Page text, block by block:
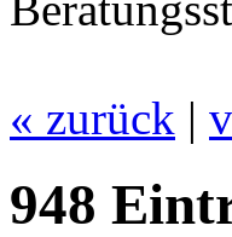
« zurück |
948